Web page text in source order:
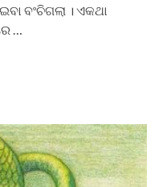
ବଂଚିଗଲା । ଏକଥା
…